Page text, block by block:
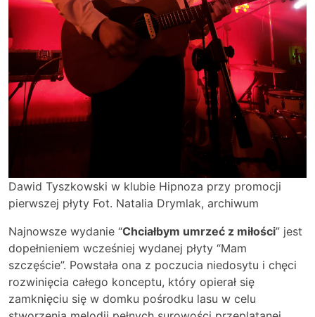
Dawid Tyszkowski w klubie Hipnoza przy promocji
pierwszej płyty Fot. Natalia Drymlak, archiwum
Najnowsze wydanie “Chciałbym umrzeć z miłości” jest
dopełnieniem wcześniej wydanej płyty “Mam
szczęście”. Powstała ona z poczucia niedosytu i chęci
rozwinięcia całego konceptu, który opierał się
zamknięciu się w domku pośrodku lasu w celu